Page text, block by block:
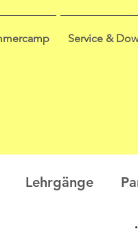
Service &
Lehrgänge